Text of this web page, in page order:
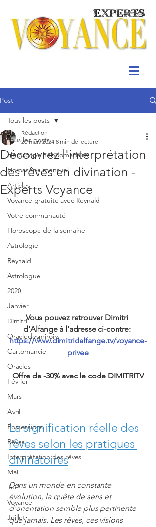
Post
Tous les posts
Horoscope hebdomadaire
Horoscope mensuel
Articles
Voyance gratuite avec Reynald
Votre communauté
Horoscope de la semaine
Astrologie
Reynald
Astrologue
2020
Janvier
Dimitri
Oracledesmiroirs
Cartomancie
Oracles
Février
Mars
Avril
Possessions
Rêves
Interprétation des rêves
Mai
Juin
Voyance
Juillet
Tous les posts
Découvrez l'interprétation
des rêves en divination -
Experts Voyance
Rédaction
20 mars 2024 8 min de lecture
Vous pouvez retrouver Dimitri
d'Alfange à l'adresse ci-contre:
https://www.dimitridalfange.tv/voyance-
privee
Offre de -30% avec le code DIMITRITV
La signification réelle des
rêves selon les pratiques
divinatoires
Dans un monde en constante
évolution, la quête de sens et
d'orientation semble plus pertinente
que jamais. Les rêves, ces visions